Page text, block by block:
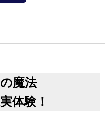
魔法
体験！